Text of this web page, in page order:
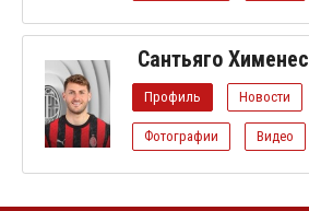
Сантьяго Хименес
Профиль Новости
Фотографии Видео